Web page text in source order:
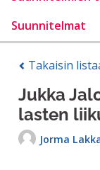
Suunnitelmat
Takaisin
Jukka
lasten
Jorma